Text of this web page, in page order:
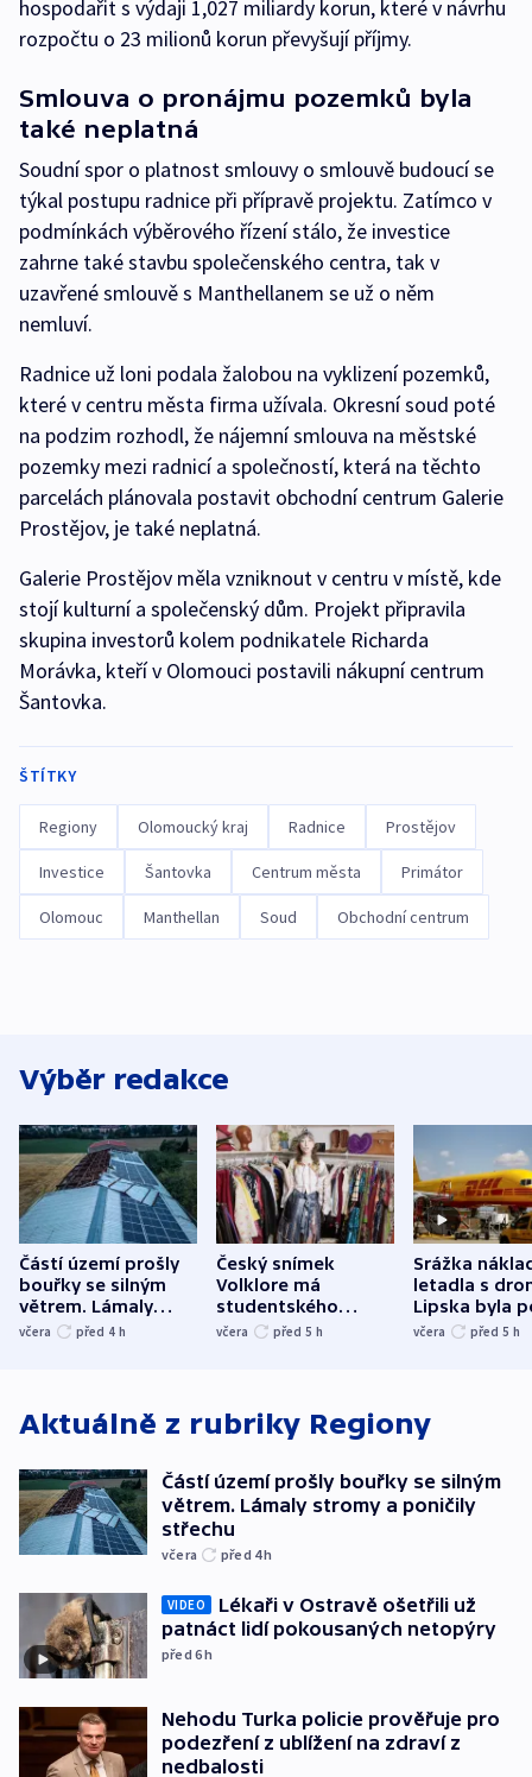
hospodařit s výdaji 1,027 miliardy korun, které v návrhu
rozpočtu o 23 milionů korun převyšují příjmy.
Smlouva o pronájmu pozemků byla
také neplatná
Soudní spor o platnost smlouvy o smlouvě budoucí se
týkal postupu radnice při přípravě projektu. Zatímco v
podmínkách výběrového řízení stálo, že investice
zahrne také stavbu společenského centra, tak v
uzavřené smlouvě s Manthellanem se už o něm
nemluví.
Radnice už loni podala žalobou na vyklizení pozemků,
které v centru města firma užívala. Okresní soud poté
na podzim rozhodl, že nájemní smlouva na městské
pozemky mezi radnicí a společností, která na těchto
parcelách plánovala postavit obchodní centrum Galerie
Prostějov, je také neplatná.
Galerie Prostějov měla vzniknout v centru v místě, kde
stojí kulturní a společenský dům. Projekt připravila
skupina investorů kolem podnikatele Richarda
Morávka, kteří v Olomouci postavili nákupní centrum
Šantovka.
ŠTÍTKY
Regiony Olomoucký kraj Radnice Prostějov
Investice Šantovka Centrum města Primátor
Olomouc Manthellan Soud Obchodní centrum
Výběr redakce
Částí území prošly
bouřky se silným
větrem. Lámaly
stromy a poničily
včera před 4 h
Český snímek
Volklore má
studentského
Oscara, zabojuje o
včera před 5 h
Srážka
letadla s
Lipska byla
německého
včera před 5 h
Aktuálně z rubriky Regiony
Částí území prošly bouřky se silným
větrem. Lámaly stromy a poničily
střechu
včera před 4h
VIDEO
Lékaři v Ostravě ošetřili už
patnáct lidí pokousaných netopýry
před 6h
Nehodu Turka policie prověřuje pro
podezření z ublížení na zdraví z
nedbalosti